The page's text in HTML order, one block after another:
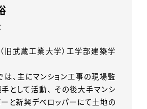
旧武蔵工業大学）工学部建築学
は、主にマンション工事の現場監
として活動、 その後大手マンシ
ーと新興デベロッパーにて土地の